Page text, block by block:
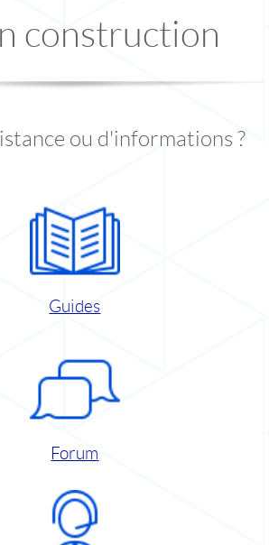
construction
ou d'informations ?
Guides
Forum